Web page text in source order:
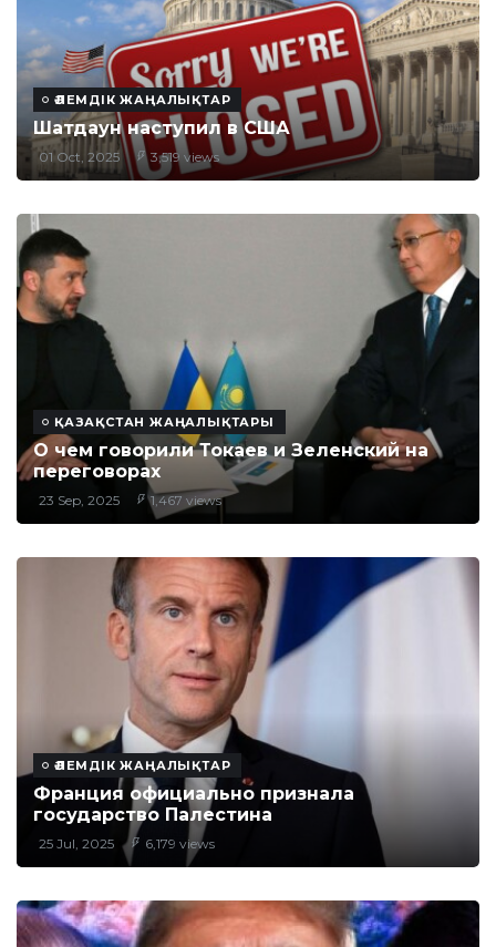
ӘЛЕМДІК ЖАҢАЛЫҚТАР
Шатдаун наступил в США
01 Oct, 2025 3,519 views
ҚАЗАҚСТАН ЖАҢАЛЫҚТАРЫ
О чем говорили Токаев и Зеленский на
переговорах
23 Sep, 2025 1,467 views
ӘЛЕМДІК ЖАҢАЛЫҚТАР
Франция официально признала
государство Палестина
25 Jul, 2025 6,179 views